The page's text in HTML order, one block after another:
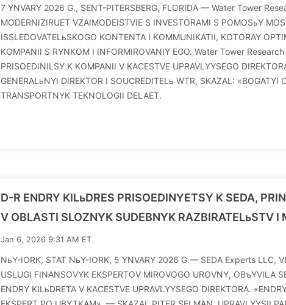
7 YNVARY 2026 G., SENT-PITERSBERG, FLORIDA — Water Tower
MODERNIZIRUET VZAIMODEISTVIE S INVESTORAMI S POMOSьY
ISSLEDOVATELьSKOGO KONTENTA I KOMMUNIKATII, KOTORAY
KOMPANII S RYNKOM I INFORMIROVANIY EGO. Water Tower
PRISOEDINILSY K KOMPANII V KACESTVE UPRAVLYYSEGO
GENERALьNYI DIREKTOR I SOUCREDITELь WTR, SKAZAL: «BOGATYI
TRANSPORTNYK TEKNOLOGII DELAET.
D-R ENDRY KILьDRES PRISOEDINYETSY K SEDA,
V OBLASTI SLOZNYK SUDEBNYK RAZBIRATELьSTV
Jan 6, 2026 9:31 AM ET
NьY-IORK, STAT NьY-IORK, 5 YNVARY 2026 G.— SEDA Experts LLC,
USLUGI FINANSOVYK EKSPERTOV MIROVOGO UROVNY, OBъYVILA
ENDRY KILьDRETA V KACESTVE UPRAVLYYSEGO DIREKTORA.